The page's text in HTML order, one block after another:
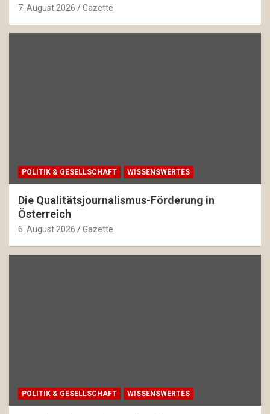
7. August 2026 Gazette
POLITIK & GESELLSCHAFT WISSENSWERTES
Die Qualitätsjournalismus-Förderung in
Österreich
6. August 2026 Gazette
POLITIK & GESELLSCHAFT WISSENSWERTES